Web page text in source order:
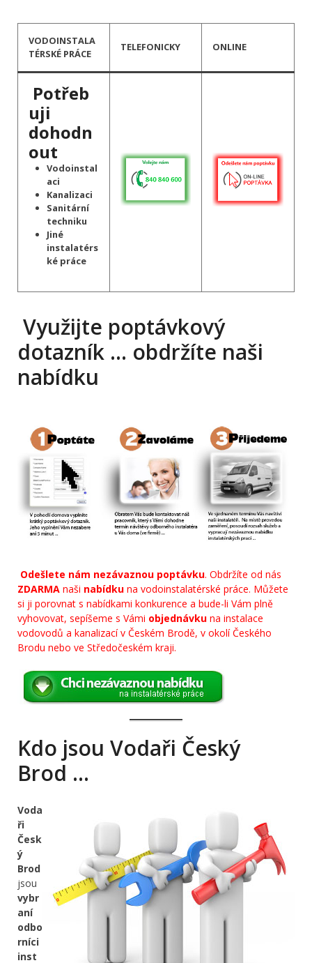
VODOINSTALA
TÉRSKÉ PRÁCE
TELEFONICKY ONLINE
Potřeb
uji
dohodn
out
Vodoinstal
aci
Kanalizaci
Sanitární
techniku
Jiné
instalatérs
ké práce
Využijte poptávkový
dotazník … obdržíte naši
nabídku
Odešlete nám nezávaznou poptávku. Obdržíte od nás
ZDARMA naši nabídku na vodoinstalatérské práce. Můžete
si ji porovnat s nabídkami konkurence a bude-li Vám plně
vyhovovat, sepíšeme s Vámi objednávku na instalace
vodovodů a kanalizací v Českém Brodě, v okolí Českého
Brodu nebo ve Středočeském kraji.
Kdo jsou Vodaři Český
Brod …
Voda
ři
Česk
ý
Brod
jsou
vybr
aní
odbo
rníci
inst